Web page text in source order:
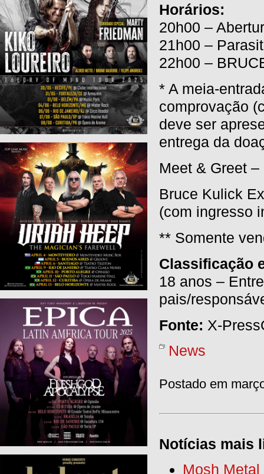
Horários:
20h00 –
21h00 –
22h00 –
* A meia-
comprovação
deve ser
entrega da
Meet & Greet
Bruce Kulick
(com ingresso
** Somente
Classificação
18 anos –
pais/
Fonte: X-
News
Postado em
Notícias mais
Mosh